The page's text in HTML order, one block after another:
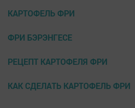
КАРТОФЕЛЬ ФРИ
ФРИ БЭРЭНГЕСЕ
РЕЦЕПТ КАРТОФЕЛЯ ФРИ
КАК СДЕЛАТЬ КАРТОФЕЛЬ ФРИ